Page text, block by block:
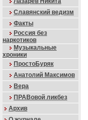
Славянский ведизм
Факты
Россия без
наркотиков
Музыкальные
хроники
ПростоБуряк
Анатолий Максимов
Вера
ПРАВовой ликбез
Архив